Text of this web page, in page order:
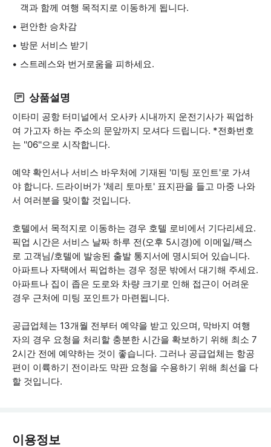
객과 함께 여행 목적지로 이동하게 됩니다.
편안한 승차감
방문 서비스 받기
스트레스와 번거로움을 피하세요.
상품설명
이타미 공항 터미널에서 오사카 시내까지 운전기사가 픽업하
여 가고자 하는 주소의 문앞까지 모셔다 드립니다. *전화번호
는 ''06''으로 시작합니다.
예약 확인서나 서비스 바우처에 기재된 '미팅 포인트'로 가셔
야 합니다. 드라이버가 '체리 토마토' 표지판을 들고 마중 나와
서 여러분을 맞이할 것입니다.
호텔에서 목적지로 이동하는 경우 호텔 로비에서 기다리세요.
픽업 시간은 서비스 날짜 하루 전(오후 5시경)에 이메일/팩스
로 고객님/호텔에 발송된 출발 통지서에 명시되어 있습니다.
아파트나 자택에서 픽업하는 경우 정문 밖에서 대기해 주세요.
아파트나 집이 좁은 도로와 차량 크기로 인해 접근이 어려운
경우 근처에 미팅 포인트가 마련됩니다.
공급업체는 13개월 전부터 예약을 받고 있으며, 막바지 여행
자의 경우 요청을 처리할 충분한 시간을 확보하기 위해 최소 7
2시간 전에 예약하는 것이 좋습니다. 그러나 공급업체는 항공
편이 이륙하기 전이라도 막판 요청을 수용하기 위해 최선을 다
할 것입니다.
이용정보